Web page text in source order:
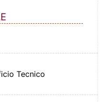
Tecnico